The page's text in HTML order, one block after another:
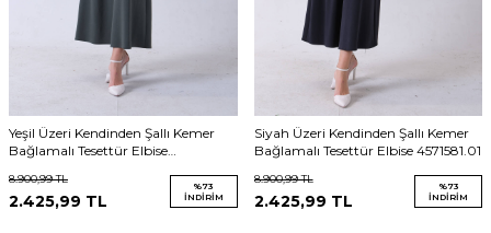
Yeşil Üzeri Kendinden Şallı Kemer
Bağlamalı Tesettür Elbise
8.900,99TL
2.425,99 TL
%73
İNDIRIM
Siyah Üzeri Kendinden Şallı Kemer
Bağlamalı Tesettür Elbise 4571581.01
8.900,99TL
2.425,99 TL
%73
İNDIRIM